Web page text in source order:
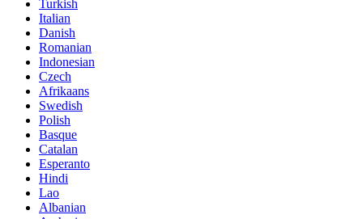
Turkish
Italian
Danish
Romanian
Indonesian
Czech
Afrikaans
Swedish
Polish
Basque
Catalan
Esperanto
Hindi
Lao
Albanian